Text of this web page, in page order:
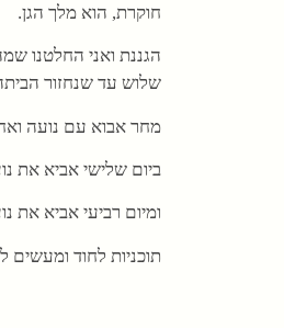
חוקרת, הוא מלך הגן.
הגננת ואני החלטנו
שלוש עד שנחזור
מחר אבוא עם נועה
ביום שלישי אביא את
ומיום רביעי אביא את
תוכניות לחוד ומעשים